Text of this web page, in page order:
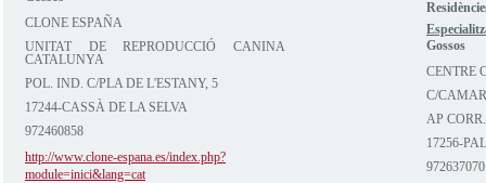
CLONE ESPAÑA
UNITAT DE REPRODUCCIÓ CANINA
CATALUNYA
POL. IND. C/PLA DE L'ESTANY, 5
17244-CASSÀ DE LA SELVA
972460858
http://www.clone-espana.es/index.php?
module=inici&lang=cat
Gossos
CENTRE
C/
AP
17256-
972637070